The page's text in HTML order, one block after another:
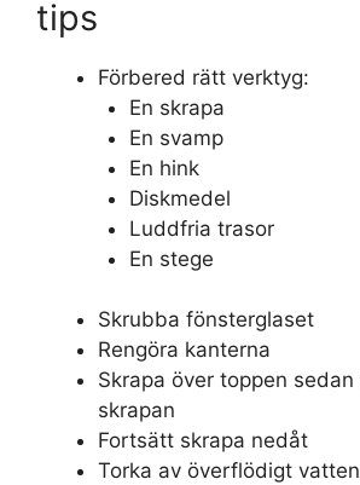
tips
Förbered rätt verktyg:
En skrapa
En svamp
En hink
Diskmedel
Luddfria trasor
En stege
Skrubba fönsterglaset
Rengöra kanterna
Skrapa över toppen
skrapan
Fortsätt skrapa nedåt
Torka av överflödigt vatten